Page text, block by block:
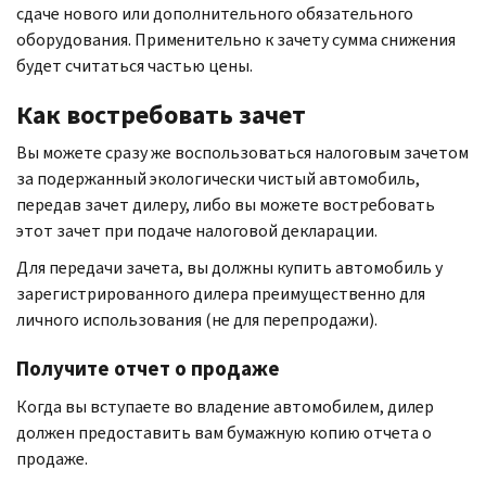
сдаче нового или дополнительного обязательного
оборудования. Применительно к зачету сумма снижения
будет считаться частью цены.
Как востребовать зачет
Вы можете сразу же воспользоваться налоговым зачетом
за подержанный экологически чистый автомобиль,
передав зачет дилеру, либо вы можете востребовать
этот зачет при подаче налоговой декларации.
Для передачи зачета, вы должны купить автомобиль у
зарегистрированного дилера преимущественно для
личного использования (не для перепродажи).
Получите отчет о продаже
Когда вы вступаете во владение автомобилем, дилер
должен предоставить вам бумажную копию отчета о
продаже.